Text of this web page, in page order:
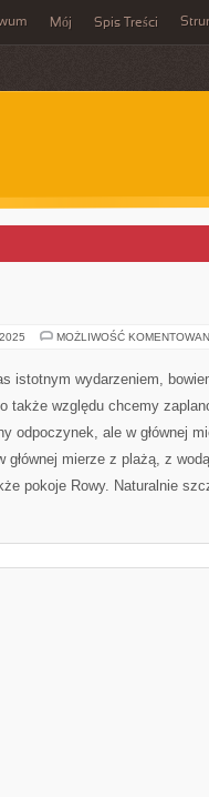
Mój Spis Treści
MOŻLIWOŚĆ
istotnym wydarzeniem,
także względu chcemy
odpoczynek, ale w głównej
mierze z plażą, z
pokoje Rowy. Naturalnie